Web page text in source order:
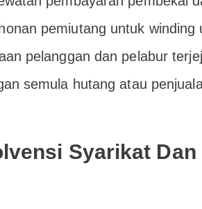
pemiutang untuk winding
pelanggan dan pelabur
semula hutang atau
Syarikat Dan